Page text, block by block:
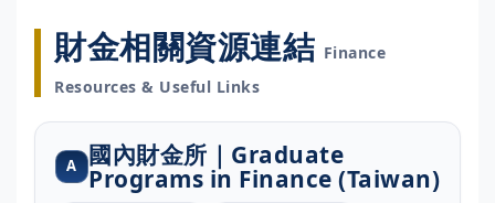
財金相關資源連結 Finance
Resources & Useful Links
A 國內財金所｜Graduate
Programs in Finance (Taiwan)